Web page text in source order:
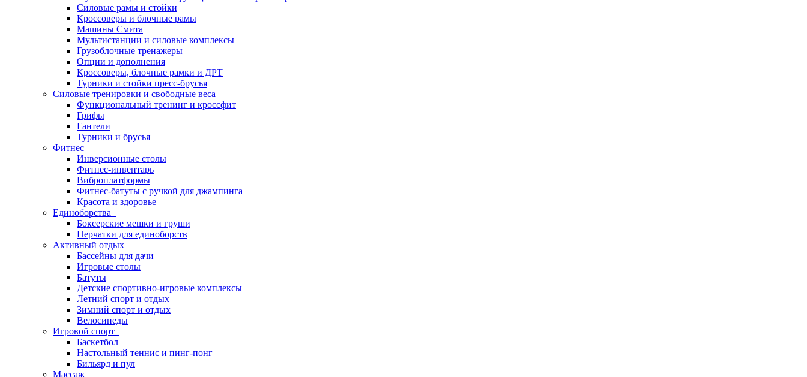
Силовые рамы и стойки
Кроссоверы и блочные рамы
Машины Смита
Мультистанции и силовые комплексы
Грузоблочные тренажеры
Опции и дополнения
Кроссоверы, блочные рамки и ДРТ
Турники и стойки пресс-брусья
Силовые тренировки и свободные веса
Функциональный тренинг и кроссфит
Грифы
Гантели
Турники и брусья
Фитнес
Инверсионные столы
Фитнес-инвентарь
Виброплатформы
Фитнес-батуты с ручкой для джампинга
Красота и здоровье
Единоборства
Боксерские мешки и груши
Перчатки для единоборств
Активный отдых
Бассейны для дачи
Игровые столы
Батуты
Детские спортивно-игровые комплексы
Летний спорт и отдых
Зимний спорт и отдых
Велосипеды
Игровой спорт
Баскетбол
Настольный теннис и пинг-понг
Бильярд и пул
Массаж